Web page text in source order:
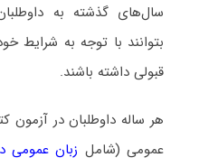
سال‌های گذشته به
بتوانند با توجه به شرایط
قبولی داشته باشند.
هر ساله داوطلبان در
عمومی (شامل زبان عمومی